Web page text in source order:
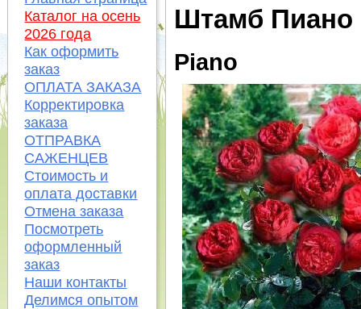
Штамб Пиано
Piano
Каталог на осень
2026 года
Как оформить
заказ
ОПЛАТА ЗАКАЗА
Корректировка
заказа
ОТПРАВКА
САЖЕНЦЕВ
Стоимость и
оплата доставки
Отмена заказа
Посмотреть
оформленный
заказ
Наши контакты
Делимся опытом